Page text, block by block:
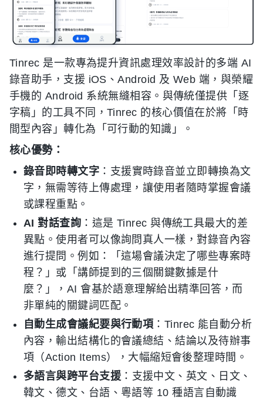
Tinrec 是一款專為提升資訊處理效率設計的多端 AI
錄音助手，支援 iOS、Android 及 Web 端，與榮耀
手機的 Android 系統無縫相容。與傳統僅提供「逐
字稿」的工具不同，Tinrec 的核心價值在於將「時
間型內容」轉化為「可行動的知識」。
核心優勢：
錄音即時轉文字 ：支援實時錄音並立即轉換為文
字，無需等待上傳處理，讓使用者隨時掌握會議
或課程重點。
AI 對話查詢 ：這是 Tinrec 與傳統工具最大的差
異點。使用者可以像詢問真人一樣，對錄音內容
進行提問。例如：「這場會議決定了哪些專案時
程？」或「講師提到的三個關鍵數據是什
麼？」，AI 會基於語意理解給出精準回答，而
非單純的關鍵詞匹配。
自動生成會議紀要與行動項 ：Tinrec 能自動分析
內容，輸出結構化的會議總結、結論以及待辦事
項（Action Items），大幅縮短會後整理時間。
多語言與跨平台支援 ：支援中文、英文、日文、
韓文、德文、台語、粵語等 10 種語言自動識